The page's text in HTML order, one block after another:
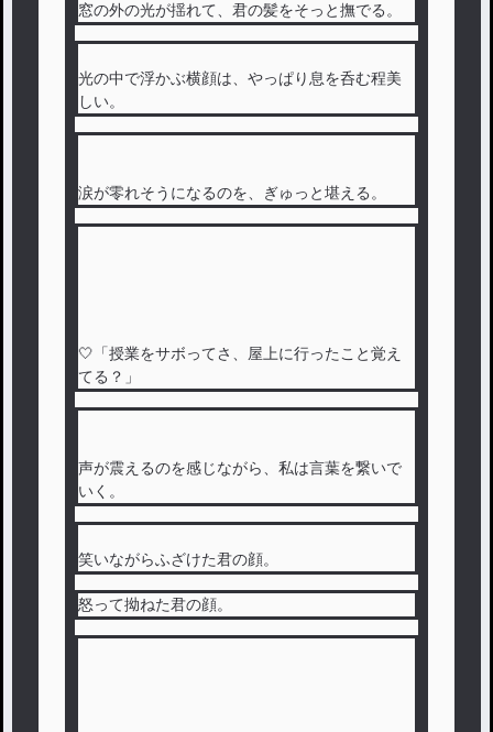
窓の外の光が揺れて、君の髪をそっと撫でる。
光の中で浮かぶ横顔は、やっぱり息を呑む程美
しい。
涙が零れそうになるのを、ぎゅっと堪える。
🤍「授業をサボってさ、屋上に行ったこと覚え
てる？」
声が震えるのを感じながら、私は言葉を繋いで
いく。
笑いながらふざけた君の顔。
怒って拗ねた君の顔。